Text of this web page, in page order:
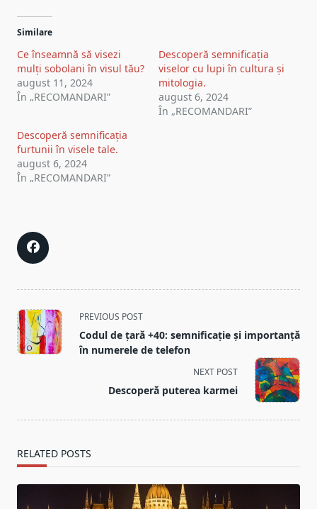
Similare
Ce înseamnă să visezi
mulți sobolani în visul tău?
august 11, 2024
În „RECOMANDARI”
Descoperă semnificația
viselor cu lupi în cultura și
mitologia.
august 6, 2024
În „RECOMANDARI”
Descoperă semnificația
furtunii în visele tale.
august 6, 2024
În „RECOMANDARI”
<span
class="nav-
subtitle
text">Page</span>
PREVIOUS POST
Codul de țară +40: semnificație și importanță
în numerele de telefon
NEXT POST
Descoperă puterea karmei
RELATED POSTS